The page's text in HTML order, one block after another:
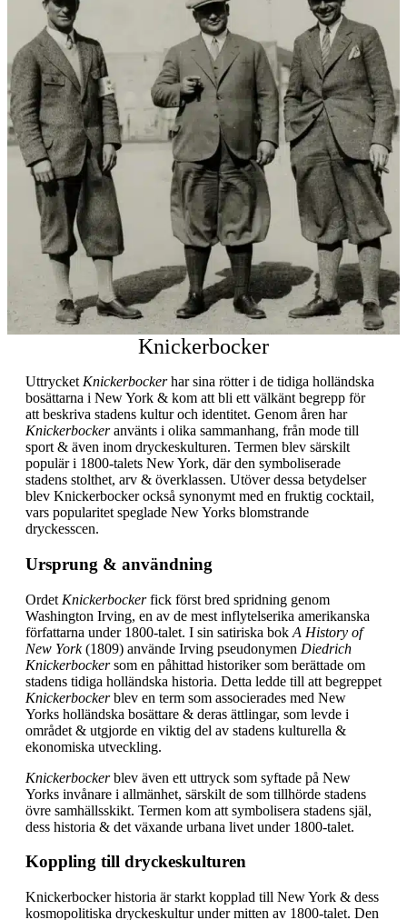
Knickerbocker
Uttrycket Knickerbockerhar sina rötter i de tidiga holländska
bosättarna i New York & kom att bli ett välkänt begrepp för
att beskriva stadens kultur och identitet. Genom åren har
Knickerbockeranvänts i olika sammanhang, från mode till
sport & även inom dryckeskulturen. Termen blev särskilt
populär i 1800-talets New York, där den symboliserade
stadens stolthet, arv & överklassen. Utöver dessa betydelser
blev Knickerbocker också synonymt med en fruktig cocktail,
vars popularitet speglade New Yorks blomstrande
dryckesscen.
Ursprung & användning
Ordet Knickerbockerfick först bred spridning genom
Washington Irving, en av de mest inflytelserika amerikanska
författarna under 1800-talet. I sin satiriska bok A History of
New York(1809) använde Irving pseudonymen Diedrich
Knickerbockersom en påhittad historiker som berättade om
stadens tidiga holländska historia. Detta ledde till att begreppet
Knickerbockerblev en term som associerades med New
Yorks holländska bosättare & deras ättlingar, som levde i
området & utgjorde en viktig del av stadens kulturella &
ekonomiska utveckling.
Knickerbockerblev även ett uttryck som syftade på New
Yorks invånare i allmänhet, särskilt de som tillhörde stadens
övre samhällsskikt. Termen kom att symbolisera stadens själ,
dess historia & det växande urbana livet under 1800-talet.
Koppling till dryckeskulturen
Knickerbocker historia är starkt kopplad till New York & dess
kosmopolitiska dryckeskultur under mitten av 1800-talet. Den